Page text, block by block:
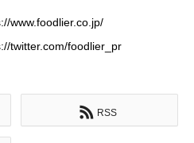
www.foodlier.co.jp/
twitter.com/foodlier_pr
RSS